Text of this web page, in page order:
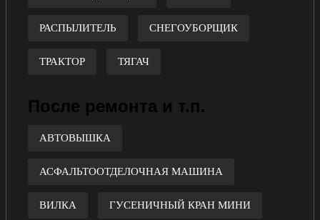
РАСПЫЛИТЕЛЬ СНЕГОУБОРЩИК
ТРАКТОР ТЯГАЧ
После ремонта и т.п.
АВТОВЫШКА
АСФАЛЬТООТДЕЛОЧНАЯ МАШИНА
ВИЛКА ГУСЕНИЧНЫЙ КРАН МИНИ